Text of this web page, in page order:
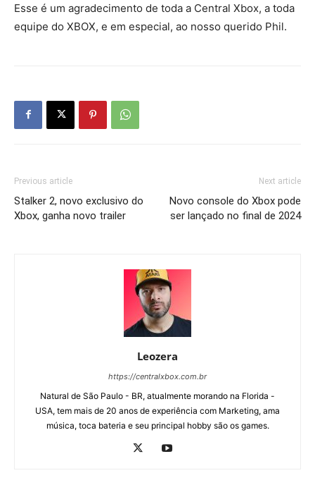
Esse é um agradecimento de toda a Central Xbox, a toda
equipe do XBOX, e em especial, ao nosso querido Phil.
Previous article
Stalker 2, novo exclusivo do
Xbox, ganha novo trailer
Next article
Novo console do Xbox pode
ser lançado no final de 2024
Leozera
https://centralxbox.com.br
Natural de São Paulo - BR, atualmente morando na Florida -
USA, tem mais de 20 anos de experiência com Marketing, ama
música, toca bateria e seu principal hobby são os games.